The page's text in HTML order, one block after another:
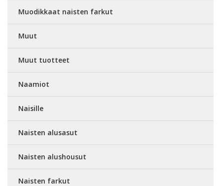
Muodikkaat naisten farkut
Muut
Muut tuotteet
Naamiot
Naisille
Naisten alusasut
Naisten alushousut
Naisten farkut